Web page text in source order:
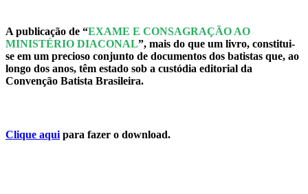
A publicação de “EXAME E CONSAGRAÇÃO AO
MINISTÉRIO DIACONAL”, mais do que um livro, constitui-
se em um precioso conjunto de documentos dos batistas que, ao
longo dos anos, têm estado sob a custódia editorial da
Convenção Batista Brasileira.
Clique aqui para fazer o download.